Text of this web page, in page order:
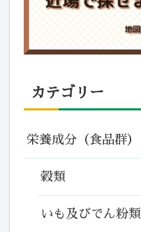
カテゴリー
栄養成分（食品群）
穀類
いも及びでん粉類